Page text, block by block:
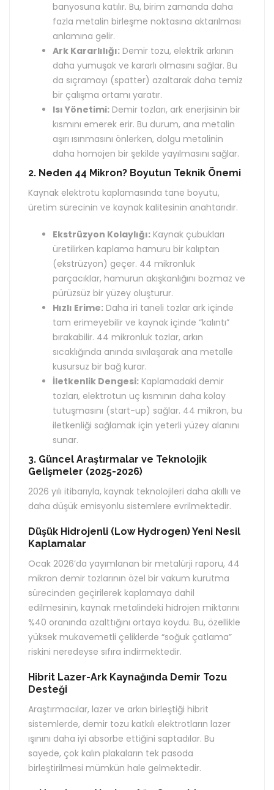
banyosuna katılır. Bu, birim zamanda daha
fazla metalin birleşme noktasına aktarılması
anlamına gelir.
Ark Kararlılığı: Demir tozu, elektrik arkının
daha yumuşak ve kararlı olmasını sağlar. Bu
da sıçramayı (spatter) azaltarak daha temiz
bir çalışma ortamı yaratır.
Isı Yönetimi: Demir tozları, ark enerjisinin bir
kısmını emerek erir. Bu durum, ana metalin
aşırı ısınmasını önlerken, dolgu metalinin
daha homojen bir şekilde yayılmasını sağlar.
2. Neden 44 Mikron? Boyutun Teknik Önemi
Kaynak elektrotu kaplamasında tane boyutu,
üretim sürecinin ve kaynak kalitesinin anahtarıdır.
Ekstrüzyon Kolaylığı: Kaynak çubukları
üretilirken kaplama hamuru bir kalıptan
(ekstrüzyon) geçer. 44 mikronluk
parçacıklar, hamurun akışkanlığını bozmaz ve
pürüzsüz bir yüzey oluşturur.
Hızlı Erime: Daha iri taneli tozlar ark içinde
tam erimeyebilir ve kaynak içinde “kalıntı”
bırakabilir. 44 mikronluk tozlar, arkın
sıcaklığında anında sıvılaşarak ana metalle
kusursuz bir bağ kurar.
İletkenlik Dengesi: Kaplamadaki demir
tozları, elektrotun uç kısmının daha kolay
tutuşmasını (start-up) sağlar. 44 mikron, bu
iletkenliği sağlamak için yeterli yüzey alanını
sunar.
3. Güncel Araştırmalar ve Teknolojik
Gelişmeler (2025-2026)
2026 yılı itibarıyla, kaynak teknolojileri daha akıllı ve
daha düşük emisyonlu sistemlere evrilmektedir.
Düşük Hidrojenli (Low Hydrogen) Yeni Nesil
Kaplamalar
Ocak 2026’da yayımlanan bir metalürji raporu, 44
mikron demir tozlarının özel bir vakum kurutma
sürecinden geçirilerek kaplamaya dahil
edilmesinin, kaynak metalindeki hidrojen miktarını
%40 oranında azalttığını ortaya koydu. Bu, özellikle
yüksek mukavemetli çeliklerde “soğuk çatlama”
riskini neredeyse sıfıra indirmektedir.
Hibrit Lazer-Ark Kaynağında Demir Tozu
Desteği
Araştırmacılar, lazer ve arkın birleştiği hibrit
sistemlerde, demir tozu katkılı elektrotların lazer
ışınını daha iyi absorbe ettiğini saptadılar. Bu
sayede, çok kalın plakaların tek pasoda
birleştirilmesi mümkün hale gelmektedir.